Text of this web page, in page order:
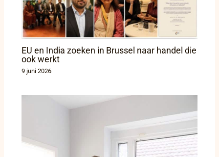
EU en India zoeken in Brussel naar handel die
ook werkt
9 juni 2026